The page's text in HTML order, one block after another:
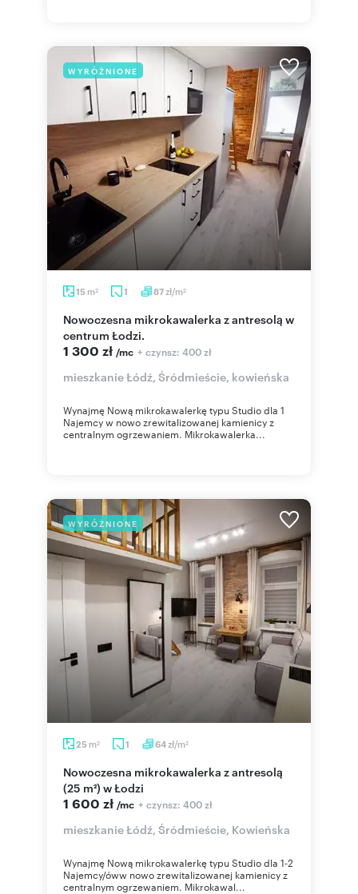
WYRÓŻNIONE
15 m2 1 87zł/m2
Nowoczesna mikrokawalerka z antresolą w
centrum Łodzi.
1 300 zł /mc + czynsz: 400 zł
mieszkanie Łódź, Śródmieście, kowieńska
Wynajmę Nową mikrokawalerkę typu Studio dla 1
Najemcy w nowo zrewitalizowanej kamienicy z
centralnym ogrzewaniem. Mikrokawalerka...
WYRÓŻNIONE
25 m2 1 64zł/m2
Nowoczesna mikrokawalerka z antresolą
(25 m²) w Łodzi
1 600 zł /mc + czynsz: 400 zł
mieszkanie Łódź, Śródmieście, Kowieńska
Wynajmę Nową mikrokawalerkę typu Studio dla 1-2
Najemcy/óww nowo zrewitalizowanej kamienicy z
centralnym ogrzewaniem. Mikrokawal...